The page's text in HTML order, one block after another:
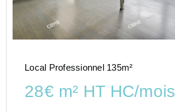
Local Professionnel 135m²
28€ m² HT HC/mois